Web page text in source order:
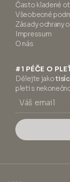
Často kladené
Všeobecné
Zásady ochrany
Impressum
O nás
#1 PÉČE O
Dělejte jako
pleti s